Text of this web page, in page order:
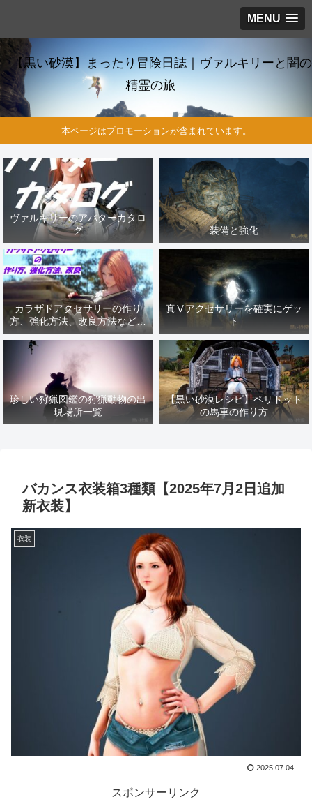
MENU
【黒い砂漠】まったり冒険日誌｜ヴァルキリーと闇の
精霊の旅
本ページはプロモーションが含まれています。
ヴァルキリーのアバターカタロ
グ
装備と強化
カラザドアクセサリーの作り
方、強化方法、改良方法などま
とめ【黒い砂漠冒険日誌１４１
真Ⅴアクセサリーを確実にゲッ
ト
珍しい狩猟図鑑の狩猟動物の出
現場所一覧
【黒い砂漠レシピ】ペリドット
の馬車の作り方
バカンス衣装箱3種類【2025年7月2日追加
新衣装】
衣装
2025.07.04
スポンサーリンク